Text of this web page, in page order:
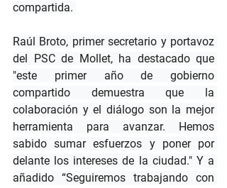
compartida.
Raúl Broto, primer secretario y portavoz
del PSC de Mollet, ha destacado que
"este primer año de gobierno
compartido demuestra que la
colaboración y el diálogo son la mejor
herramienta para avanzar. Hemos
sabido sumar esfuerzos y poner por
delante los intereses de la ciudad." Y a
añadido “Seguiremos trabajando con